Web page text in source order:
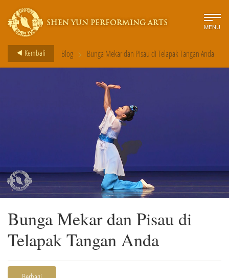
SHEN YUN PERFORMING ARTS MENU
Kembali Blog > Bunga Mekar dan Pisau di Telapak Tangan Anda
Bunga Mekar dan Pisau di
Telapak Tangan Anda